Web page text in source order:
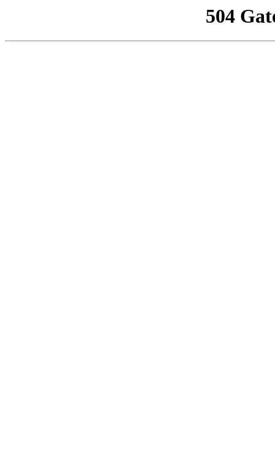
504